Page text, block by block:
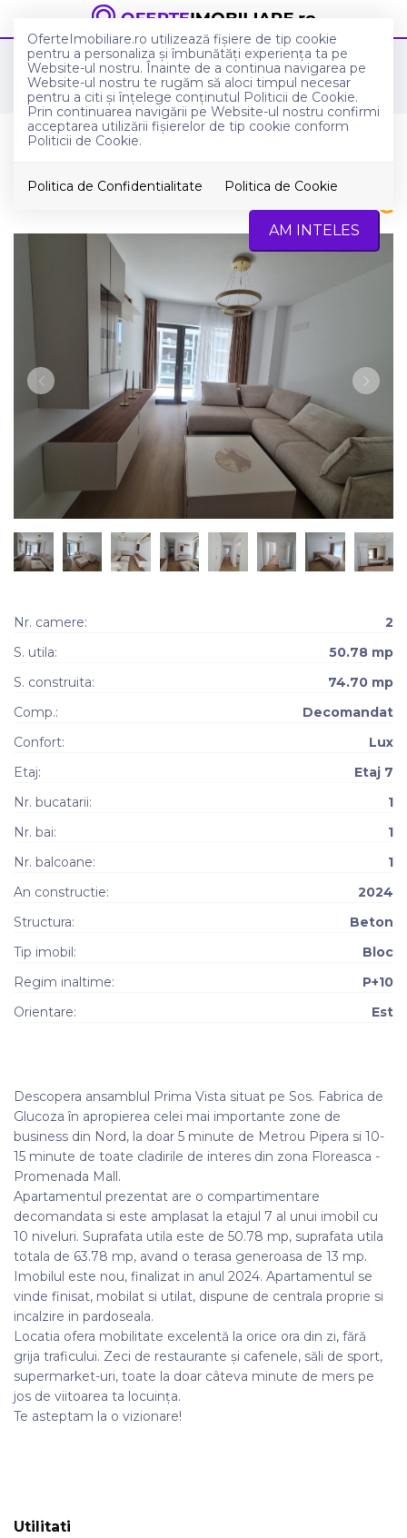
OferteImobiliare.ro utilizează fişiere de tip cookie
pentru a personaliza și îmbunătăți experiența ta pe
Website-ul nostru. Înainte de a continua navigarea pe
Website-ul nostru te rugăm să aloci timpul necesar
pentru a citi și înțelege conținutul Politicii de Cookie.
Prin continuarea navigării pe Website-ul nostru confirmi
acceptarea utilizării fişierelor de tip cookie conform
Politicii de Cookie.
Politica de Confidentialitate Politica de Cookie
AM INTELES
Anunturi imobiliare in Bucuresti
Apartamente de vanzare in Bucuresti
Floreasca
Apartament 2 camere de vanzare,
235.000€
Nr. camere:
2
S. utila:
50.78 mp
S. construita:
74.70 mp
Comp.:
Decomandat
Confort:
Lux
Etaj:
Etaj 7
Nr. bucatarii:
1
Nr. bai:
1
Nr. balcoane:
1
An constructie:
2024
Structura:
Beton
Tip imobil:
Bloc
Regim inaltime:
P+10
Orientare:
Est
Descopera ansamblul Prima Vista situat pe Sos. Fabrica de
Glucoza în apropierea celei mai importante zone de
business din Nord, la doar 5 minute de Metrou Pipera si 10-
15 minute de toate cladirile de interes din zona Floreasca -
Promenada Mall.
Apartamentul prezentat are o compartimentare
decomandata si este amplasat la etajul 7 al unui imobil cu
10 niveluri. Suprafata utila este de 50.78 mp, suprafata utila
totala de 63.78 mp, avand o terasa generoasa de 13 mp.
Imobilul este nou, finalizat in anul 2024. Apartamentul se
vinde finisat, mobilat si utilat, dispune de centrala proprie si
incalzire in pardoseala.
Locatia ofera mobilitate excelentă la orice ora din zi, fără
grija traficului. Zeci de restaurante și cafenele, săli de sport,
supermarket-uri, toate la doar câteva minute de mers pe
jos de viitoarea ta locuința.
Te asteptam la o vizionare!
Utilitati